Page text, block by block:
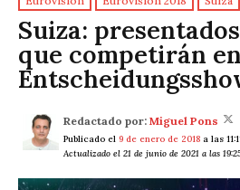
Suiza:
que competirán
Redactado por: Miguel Pons
Publicado el 9 de enero de 2018 a las
Actualizado el 21 de junio de 2021 a las